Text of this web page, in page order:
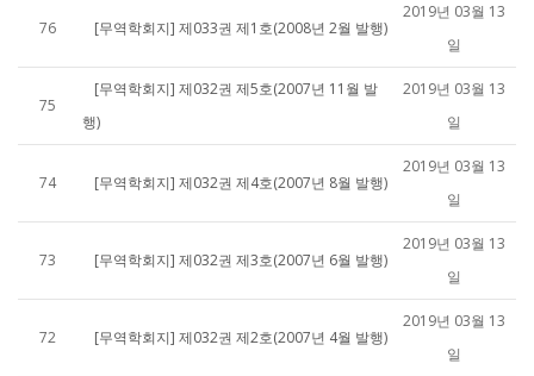
76 [무역학회지] 제033권 제1호(2008년 2월 발행)
2019년 03월 13
일
75
[무역학회지] 제032권 제5호(2007년 11월 발
행)
2019년 03월 13
일
74 [무역학회지] 제032권 제4호(2007년 8월 발행)
2019년 03월 13
일
73 [무역학회지] 제032권 제3호(2007년 6월 발행)
2019년 03월 13
일
72 [무역학회지] 제032권 제2호(2007년 4월 발행)
2019년 03월 13
일